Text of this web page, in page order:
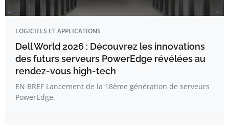
LOGICIELS ET APPLICATIONS
Dell World 2026 : Découvrez les innovations
des futurs serveurs PowerEdge révélées au
rendez-vous high-tech
EN BREF Lancement de la 18ème génération de serveurs
PowerEdge.